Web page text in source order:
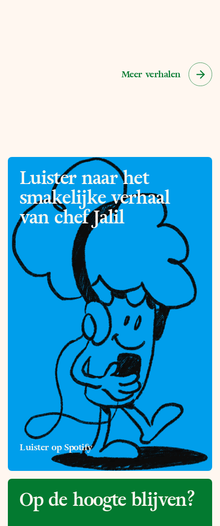
Meer verhalen
Luister naar het
smakelijke verhaal
van chef Jalil
Luister op Spotify
Op de hoogte blijven?